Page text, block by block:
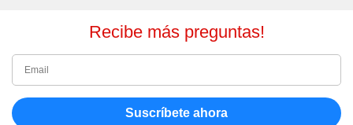
Recibe más preguntas!
Suscríbete ahora